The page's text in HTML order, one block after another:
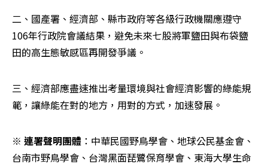
二、國產署、經濟部、縣市政府等各級行政機關應遵守
106年行政院會議結果，避免未來七股將軍鹽田與布袋鹽
田的高生態敏感區再開發爭議。
三、經濟部應盡速推出考量環境與社會經濟影響的綠能規
範，讓綠能在對的地方，用對的方式，加速發展。
※ 連署聲明團體 ：中華民國野鳥學會、地球公民基金會、
台南市野鳥學會、台灣黑面琵鷺保育學會、東海大學生命